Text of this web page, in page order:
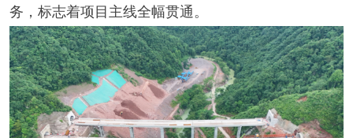
务，标志着项目主线全幅贯通。